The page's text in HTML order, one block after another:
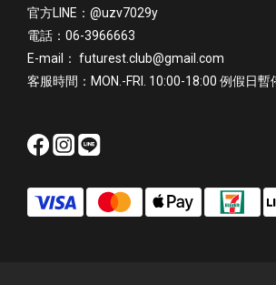
官方LINE：@uzv7029y
電話：06-3966663
E-mail： futurest.club@gmail.com
客服時間：MON.-FRI. 10:00-18:00 例假日暫